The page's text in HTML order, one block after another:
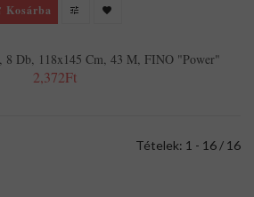
Kosárba
8 Db, 118x145 Cm, 43 Μ, FINO "Power"
2,372Ft
Tételek: 1 - 16 / 16